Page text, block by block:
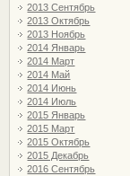
2013 Сентябрь
2013 Октябрь
2013 Ноябрь
2014 Январь
2014 Март
2014 Май
2014 Июнь
2014 Июль
2015 Январь
2015 Март
2015 Октябрь
2015 Декабрь
2016 Сентябрь